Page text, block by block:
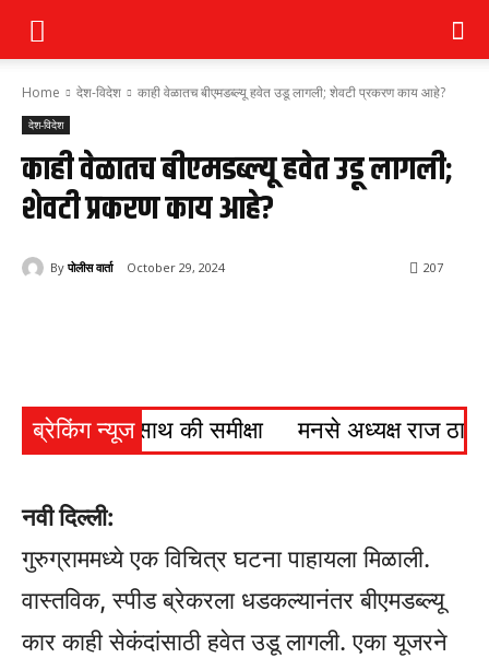
Home देश-विदेश काही वेळातच बीएमडब्ल्यू हवेत उडू लागली; शेवटी प्रकरण काय आहे?
देश-विदेश
काही वेळातच बीएमडब्ल्यू हवेत उडू लागली;
शेवटी प्रकरण काय आहे?
By पोलीस वार्ता October 29, 2024 207
ब्रेकिंग न्यूज
के साथ की समीक्षा मनसे अध्यक्ष राज ठाकरे दोन
नवी दिल्ली:
गुरुग्राममध्ये एक विचित्र घटना पाहायला मिळाली.
वास्तविक, स्पीड ब्रेकरला धडकल्यानंतर बीएमडब्ल्यू
कार काही सेकंदांसाठी हवेत उडू लागली. एका यूजरने